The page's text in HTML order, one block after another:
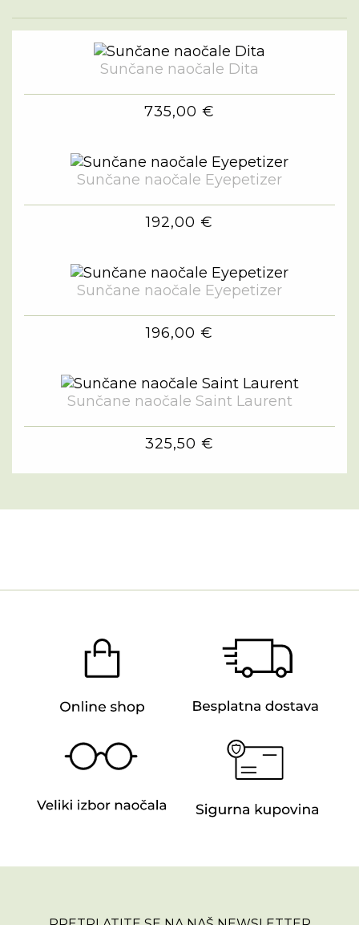
Sunčane naočale Dita
735,00 €
Sunčane naočale Eyepetizer
192,00 €
Sunčane naočale Eyepetizer
196,00 €
Sunčane naočale Saint Laurent
325,50 €